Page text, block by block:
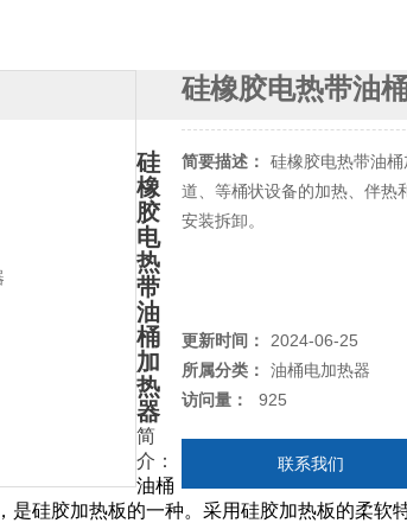
硅橡胶电热带油
简要描述：
硅橡胶电热带油
道、等桶状设备的加热、伴热
安装拆卸。
更新时间：
2024-06-25
所属分类：
油桶电加热器
访问量：
925
联系我们
硅
橡
胶
电
热
带
油
桶
加
热
器
简
介：
油桶
是硅胶加热板的一种。采用硅胶加热板的柔软